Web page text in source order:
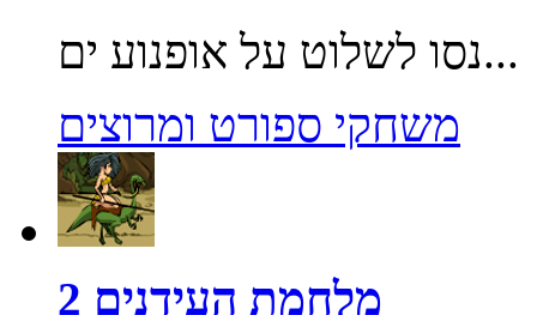
נסו לשלוט על אופנוע ים...
משחקי ספורט ומרוצים
מלחמת העידנים 2